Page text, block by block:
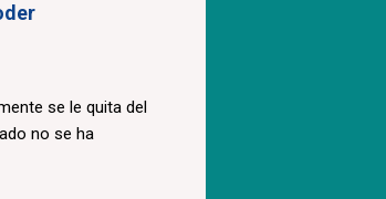
se le quita del
no se ha